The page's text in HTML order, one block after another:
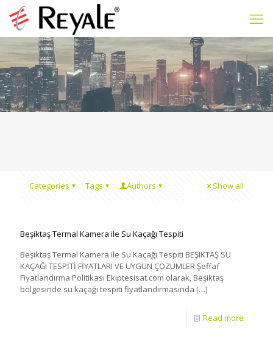
Categories Tags Authors Show all
Beşiktaş Termal Kamera ile Su Kaçağı Tespiti
Beşiktaş Termal Kamera ile Su Kaçağı Tespiti BEŞIKTAŞ SU
KAÇAĞI TESPİTİ FİYATLARI VE UYGUN ÇÖZÜMLER Şeffaf
Fiyatlandırma Politikası Ekiptesisat.com olarak, Beşiktaş
bölgesinde su kaçağı tespiti fiyatlandırmasında […]
Read more